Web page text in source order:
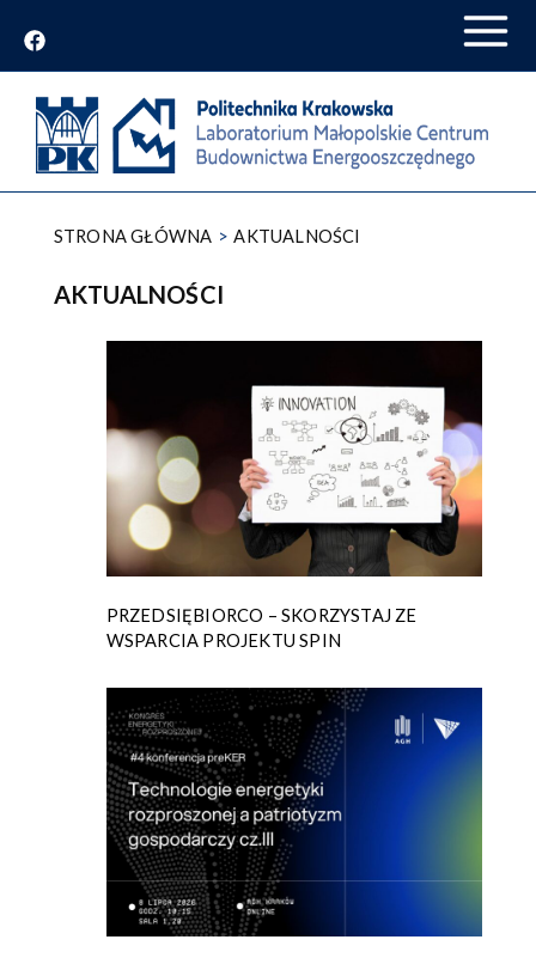
STRONA GŁÓWNA AKTUALNOŚCI
AKTUALNOŚCI
PRZEDSIĘBIORCO – SKORZYSTAJ ZE
WSPARCIA PROJEKTU SPIN